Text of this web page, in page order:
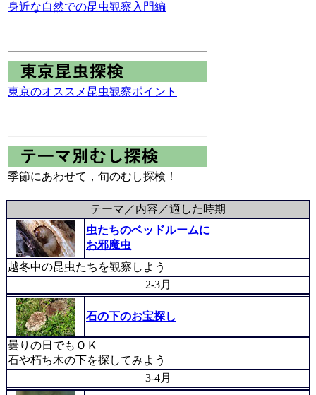
身近な自然での昆虫観察入門編
東京のオススメ昆虫観察ポイント
季節にあわせて，旬のむし探検！
テーマ／内容／適した時期
虫たちのベッドルームに
お邪魔虫
越冬中の昆虫たちを観察しよう
2-3月
石の下のお宝探し
曇りの日でもＯＫ
石や朽ち木の下を探してみよう
3-4月